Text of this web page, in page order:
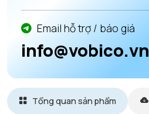
Email hỗ trợ / báo giá
info@vobico.vn
Tổng quan sản phẩm